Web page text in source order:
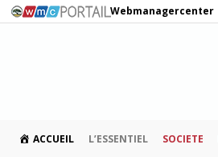
Webmanagercenter
ACCUEIL L’ESSENTIEL SOCIETE